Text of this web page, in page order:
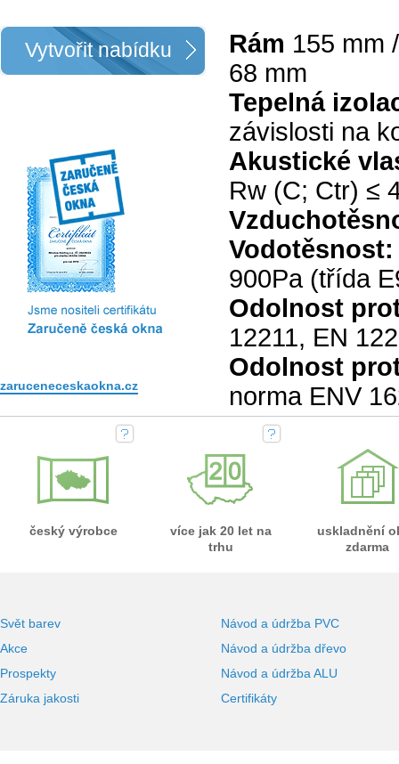
Rám 155 mm
68 mm
Tepelná
závislosti na
Akustické
Rw (C; Ctr) ≤
900Pa (třída
Odolnost
12211, EN
Odolnost
norma ENV
Vytvořit nabídku
zaruceneceskaokna.cz
český výrobce
více jak 20 let na
trhu
uskladnění
zdarma
Svět barev
Akce
Prospekty
Záruka jakosti
Návod a údržba PVC
Návod a údržba dřevo
Návod a údržba ALU
Certifikáty